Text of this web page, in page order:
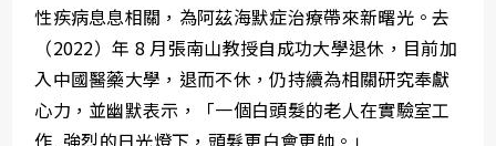
性疾病息息相關，為阿茲海默症治療帶來新曙光。去
（2022）年 8 月張南山教授自成功大學退休，目前加
入中國醫藥大學，退而不休，仍持續為相關研究奉獻
心力，並幽默表示，「一個白頭髮的老人在實驗室工
作, 強烈的日光燈下，頭髮更白會更帥。」